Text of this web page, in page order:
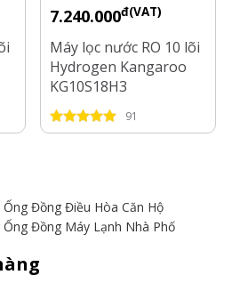
7.240.000đ(VAT)
Máy lọc nước RO 10 lõi
Hydrogen Kangaroo
KG10S18H3
91
Đồng Điều Hòa Căn Hộ
Đồng Máy Lạnh Nhà Phố